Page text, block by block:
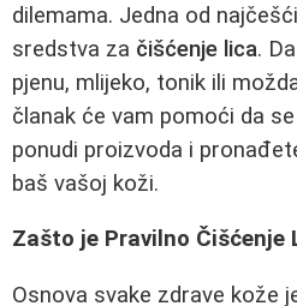
dilemama. Jedna od
sredstva za čišćenje lica.
pjenu, mlijeko, tonik ili
članak će vam pomoći da
ponudi proizvoda i
baš vašoj koži.
Zašto je Pravilno Čišćenje
Osnova svake zdrave kože